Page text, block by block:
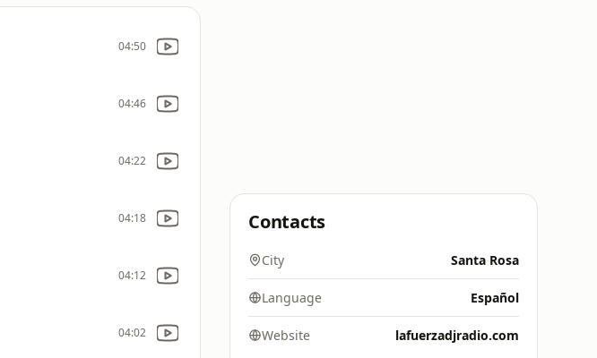
04:50
04:46
04:22
04:18
04:12
04:02
Contacts
City Santa Rosa
Language Español
Website lafuerzadjradio.com